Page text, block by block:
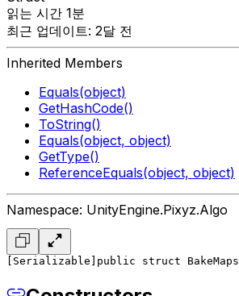
읽는 시간 1분
최근 업데이트: 2달 전
Inherited Members
Equals(object)
GetHashCode()
ToString()
Equals(object, object)
GetType()
ReferenceEquals(object, object)
Namespace: UnityEngine.Pixyz.Algo
[Serializable] public struct BakeMaps